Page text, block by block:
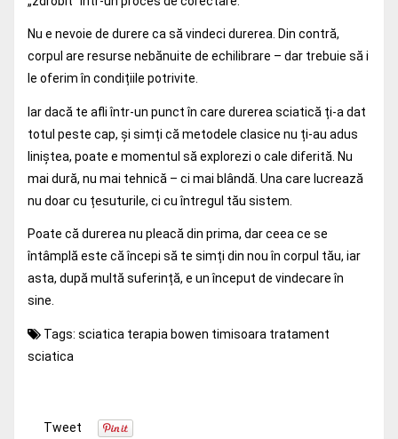
Nu e nevoie de durere ca să vindeci durerea. Din contră,
corpul are resurse nebănuite de echilibrare – dar trebuie să i
le oferim în condițiile potrivite.
Iar dacă te afli într-un punct în care durerea sciatică ți-a dat
totul peste cap, și simți că metodele clasice nu ți-au adus
liniștea, poate e momentul să explorezi o cale diferită. Nu
mai dură, nu mai tehnică – ci mai blândă. Una care lucrează
nu doar cu țesuturile, ci cu întregul tău sistem.
Poate că durerea nu pleacă din prima, dar ceea ce se
întâmplă este că începi să te simți din nou în corpul tău, iar
asta, după multă suferință, e un început de vindecare în
sine.
Tags: sciatica terapia bowen timisoara tratament
sciatica
Tweet